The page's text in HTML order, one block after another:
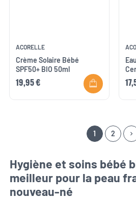
ACORELLE
Crème Solaire Bébé
SPF50+ BIO 50ml
19,95 €
1 2 keyboard_arrow_right
Hygiène et soins bébé
meilleur pour la peau
nouveau-né